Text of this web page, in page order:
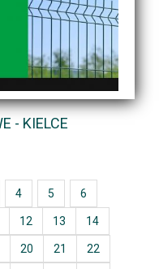
- KIELCE
4 5 6
12 13 14
20 21 22